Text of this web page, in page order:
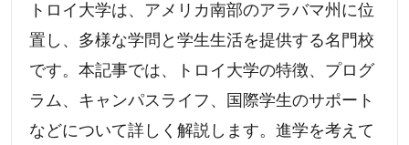
トロイ大学は、アメリカ南部のアラバマ州に位
置し、多様な学問と学生生活を提供する名門校
です。本記事では、トロイ大学の特徴、プログ
ラム、キャンパスライフ、国際学生のサポート
などについて詳しく解説します。進学を考えて